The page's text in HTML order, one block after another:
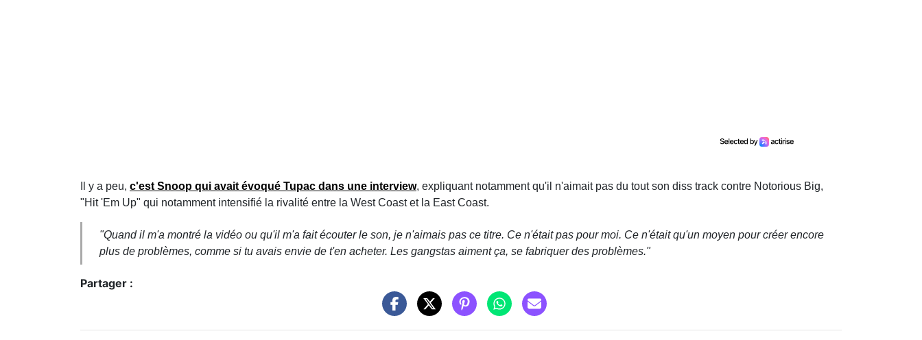
Il y a peu, c'est Snoop qui avait évoqué Tupac dans une interview, expliquant notamment qu'il n'aimait pas du tout son diss track contre Notorious Big,
"Hit 'Em Up" qui notamment intensifié la rivalité entre la West Coast et la East Coast.
"Quand il m'a montré la vidéo ou qu'il m'a fait écouter le son, je n'aimais pas ce titre. Ce n'était pas pour moi. Ce n'était qu'un moyen pour créer encore
plus de problèmes, comme si tu avais envie de t'en acheter. Les gangstas aiment ça, se fabriquer des problèmes."
Partager :